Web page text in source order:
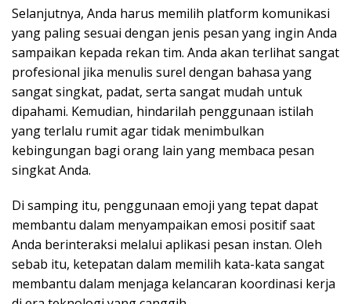
Selanjutnya, Anda harus memilih platform komunikasi
yang paling sesuai dengan jenis pesan yang ingin Anda
sampaikan kepada rekan tim. Anda akan terlihat sangat
profesional jika menulis surel dengan bahasa yang
sangat singkat, padat, serta sangat mudah untuk
dipahami. Kemudian, hindarilah penggunaan istilah
yang terlalu rumit agar tidak menimbulkan
kebingungan bagi orang lain yang membaca pesan
singkat Anda.
Di samping itu, penggunaan emoji yang tepat dapat
membantu dalam menyampaikan emosi positif saat
Anda berinteraksi melalui aplikasi pesan instan. Oleh
sebab itu, ketepatan dalam memilih kata-kata sangat
membantu dalam menjaga kelancaran koordinasi kerja